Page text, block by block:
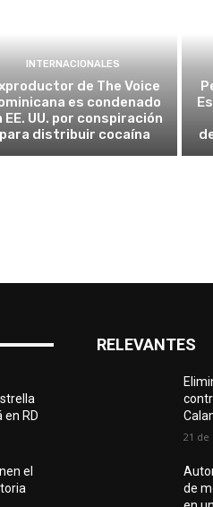
INTERNACIONALES
de The Voice
es condenado
EE. UU. por conspiración
para distribuir cocaína
RD
el
RELEVANTES
21 de
de